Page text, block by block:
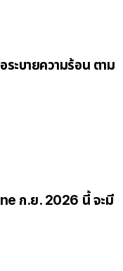
ระบายความร้อน ตาม
ก.ย. 2026 นี้ จะมี